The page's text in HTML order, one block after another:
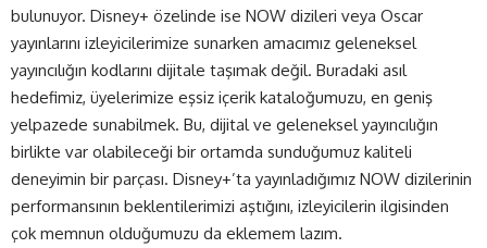
bulunuyor. Disney+ özelinde ise NOW dizileri veya Oscar
yayınlarını izleyicilerimize sunarken amacımız geleneksel
yayıncılığın kodlarını dijitale taşımak değil. Buradaki asıl
hedefimiz, üyelerimize eşsiz içerik kataloğumuzu, en geniş
yelpazede sunabilmek. Bu, dijital ve geleneksel yayıncılığın
birlikte var olabileceği bir ortamda sunduğumuz kaliteli
deneyimin bir parçası. Disney+’ta yayınladığımız NOW dizilerinin
performansının beklentilerimizi aştığını, izleyicilerin ilgisinden
çok memnun olduğumuzu da eklemem lazım.